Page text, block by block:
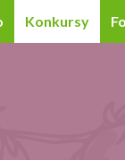
Konkursy